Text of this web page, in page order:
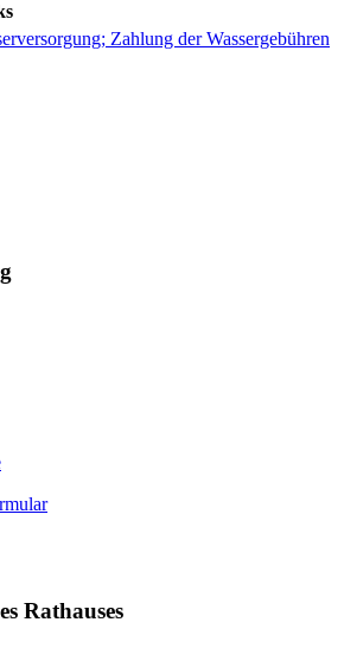
Zahlung der Wassergebühren
Rathauses